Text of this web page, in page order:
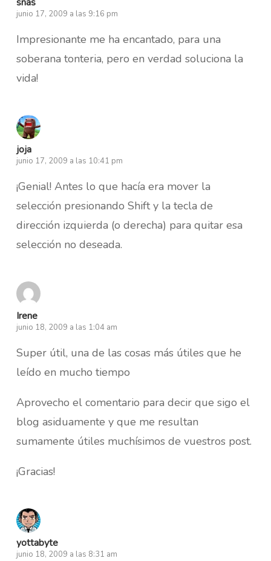
junio 17, 2009 a las 9:16 pm
Impresionante me ha encantado, para una
soberana tonteria, pero en verdad soluciona la
vida!
joja
junio 17, 2009 a las 10:41 pm
¡Genial! Antes lo que hacía era mover la
selección presionando Shift y la tecla de
dirección izquierda (o derecha) para quitar esa
selección no deseada.
Irene
junio 18, 2009 a las 1:04 am
Super útil, una de las cosas más útiles que he
leído en mucho tiempo
Aprovecho el comentario para decir que sigo el
blog asiduamente y que me resultan
sumamente útiles muchísimos de vuestros post.
¡Gracias!
yottabyte
junio 18, 2009 a las 8:31 am